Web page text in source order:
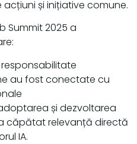
și inițiative comune.
Summit 2025 a
au fost conectate cu
și dezvoltarea
căpătat relevanță directă
IA.